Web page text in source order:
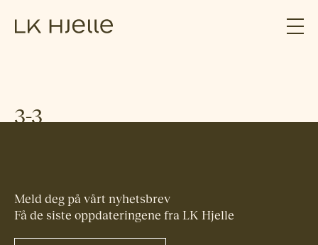
3-3
Meld deg på vårt nyhetsbrev
Få de siste oppdateringene fra LK Hjelle